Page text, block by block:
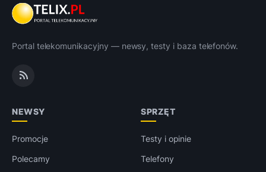
Portal telekomunikacyjny — newsy, testy i baza telefonów.
NEWSY
Promocje
Polecamy
SPRZĘT
Testy i opinie
Telefony